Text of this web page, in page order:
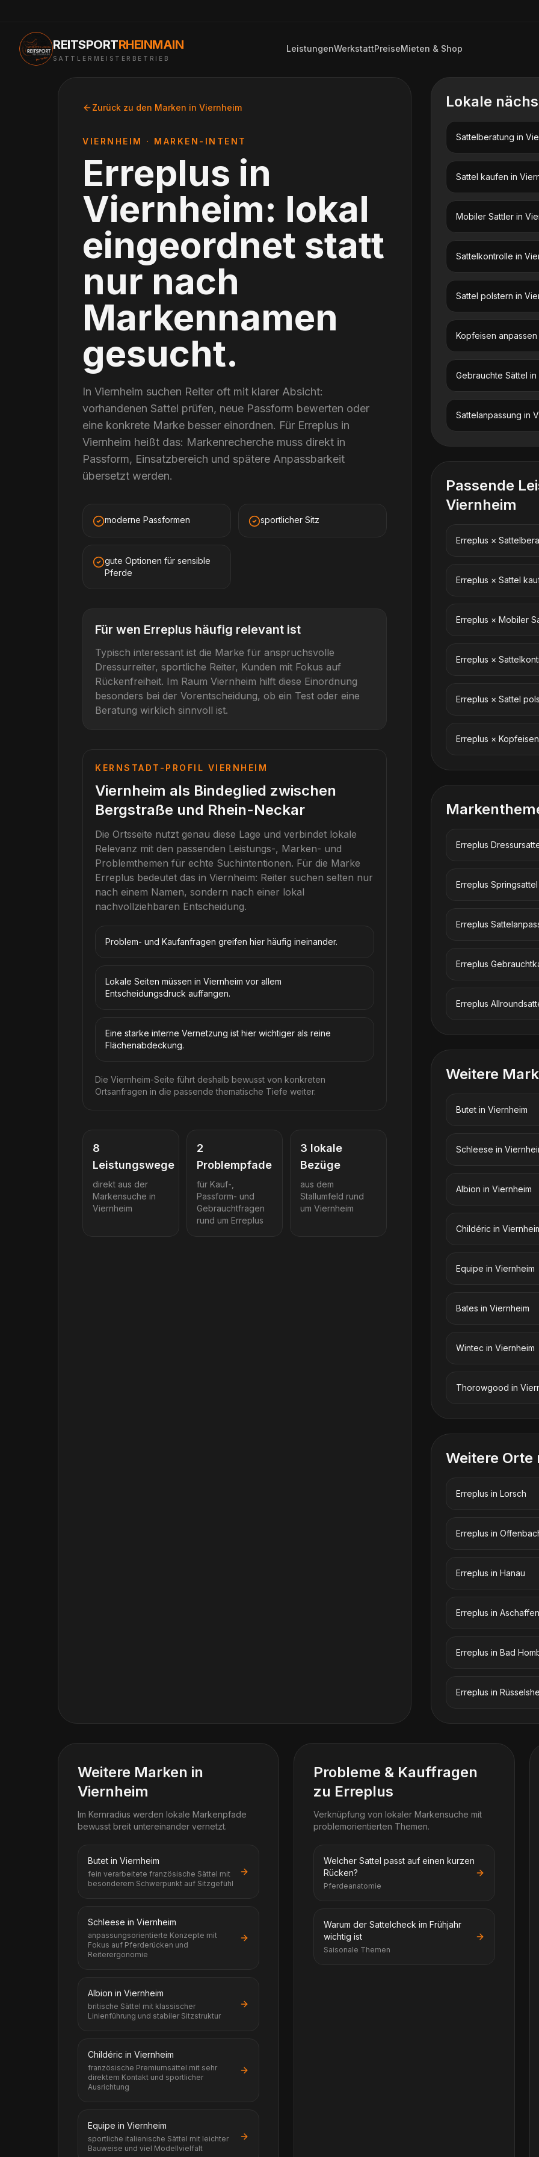
REITSPORTRHEINMAIN
SATTLERMEISTERBETRIEB
LeistungenWerkstattPreiseMieten & Shop
Zurück zu den Marken in Viernheim
VIERNHEIM · MARKEN-INTENT
Erreplus in
Viernheim: lokal
eingeordnet statt
nur nach
Markennamen
gesucht.
In Viernheim suchen Reiter oft mit klarer Absicht:
vorhandenen Sattel prüfen, neue Passform bewerten oder
eine konkrete Marke besser einordnen. Für Erreplus in
Viernheim heißt das: Markenrecherche muss direkt in
Passform, Einsatzbereich und spätere Anpassbarkeit
übersetzt werden.
moderne Passformen sportlicher Sitz
gute Optionen für sensible
Pferde
Für wen Erreplus häufig relevant ist
Typisch interessant ist die Marke für anspruchsvolle
Dressurreiter, sportliche Reiter, Kunden mit Fokus auf
Rückenfreiheit. Im Raum Viernheim hilft diese Einordnung
besonders bei der Vorentscheidung, ob ein Test oder eine
Beratung wirklich sinnvoll ist.
KERNSTADT-PROFIL VIERNHEIM
Viernheim als Bindeglied zwischen
Bergstraße und Rhein-Neckar
Die Ortsseite nutzt genau diese Lage und verbindet lokale
Relevanz mit den passenden Leistungs-, Marken- und
Problemthemen für echte Suchintentionen. Für die Marke
Erreplus bedeutet das in Viernheim: Reiter suchen selten nur
nach einem Namen, sondern nach einer lokal
nachvollziehbaren Entscheidung.
Problem- und Kaufanfragen greifen hier häufig ineinander.
Lokale Seiten müssen in Viernheim vor allem
Entscheidungsdruck auffangen.
Eine starke interne Vernetzung ist hier wichtiger als reine
Flächenabdeckung.
Die Viernheim-Seite führt deshalb bewusst von konkreten
Ortsanfragen in die passende thematische Tiefe weiter.
8
Leistungswege
direkt aus der
Markensuche in
Viernheim
2
Problempfade
für Kauf-,
Passform- und
Gebrauchtfragen
rund um Erreplus
3 lokale
Bezüge
aus dem
Stallumfeld rund
umViernheim
Lokale
Sattelberatung in
Sattel kaufen in
Mobiler Sattler in
Sattelkontrolle in
Sattel polstern in
Kopfeisen anpassen
Gebrauchte Sättel in
Sattelanpassung in
Passende
Viernheim
Erreplus ×
Erreplus × Sattel
Erreplus × Mobiler
Erreplus ×
Erreplus × Sattel
Erreplus ×
Erreplus
Erreplus Springsattel
Erreplus
Erreplus
Erreplus
Weitere
Butet in Viernheim
Schleese in
Albion in Viernheim
Childéric in
Equipe in Viernheim
Bates in Viernheim
Wintec in Viernheim
Thorowgood in
Weitere
Erreplus in Lorsch
Erreplus in
Erreplus in Hanau
Erreplus in
Erreplus in Bad
Erreplus in
Weitere Marken in
Viernheim
Im Kernradius werden lokale Markenpfade
bewusst breit untereinander vernetzt.
Butet in Viernheim
fein verarbeitete französische Sättel mit
besonderem Schwerpunkt auf Sitzgefühl
Schleese in Viernheim
anpassungsorientierte Konzepte mit
Fokus auf Pferderücken und
Reiterergonomie
Albion in Viernheim
britische Sättel mit klassischer
Linienführung und stabiler Sitzstruktur
Childéric in Viernheim
französische Premiumsättel mit sehr
direktem Kontakt und sportlicher
Ausrichtung
Equipe in Viernheim
sportliche italienische Sättel mit leichter
Bauweise und viel Modellvielfalt
Probleme & Kauffragen
zu Erreplus
Verknüpfung von lokaler Markensuche mit
problemorientierten Themen.
Welcher Sattel passt auf einen kurzen
Rücken?
Pferdeanatomie
Warum der Sattelcheck im Frühjahr
wichtig ist
Saisonale Themen